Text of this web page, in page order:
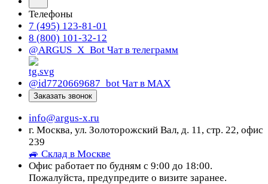
Телефоны
7 (495) 123-81-01
8 (800) 101-32-12
@ARGUS_X_Bot Чат в телеграмм
@id7720669687_bot Чат в МАХ
Заказать звонок
info@argus-x.ru
г. Москва, ул. Золоторожский Вал, д. 11, стр. 22, офис
239
🚙 Склад в Москве
Офис работает по будням с 9:00 до 18:00.
Пожалуйста, предупредите о визите заранее.